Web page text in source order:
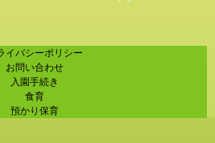
イバシーポリシー
お問い合わせ
入園手続き
食育
預かり保育